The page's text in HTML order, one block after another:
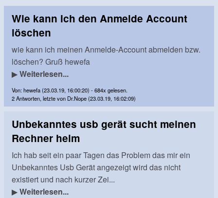
Wie kann ich den Anmelde Account
löschen
wie kann ich meinen Anmelde-Account abmelden bzw.
löschen? Gruß hewefa
▶Weiterlesen...
Von: hewefa (23.03.19, 16:00:20) - 684x gelesen.
2 Antworten, letzte von Dr.Nope (23.03.19, 16:02:09)
Unbekanntes usb gerät sucht meinen
Rechner heim
Ich hab seit ein paar Tagen das Problem das mir ein
Unbekanntes Usb Gerät angezeigt wird das nicht
existiert und nach kurzer Zei...
▶Weiterlesen...